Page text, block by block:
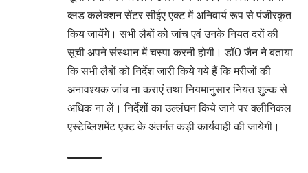
ब्लड कलेक्शन सेंटर सीईए एक्ट में अनिवार्य रूप से पंजीरकृत
किय जायेंगे। सभी लैबों को जांच एवं उनके नियत दरों की
सूची अपने संस्थान में चस्पा करनी होगी। डॉ0 जैन ने बताया
कि सभी लैबों को निर्देश जारी किये गये हैं कि मरीजों की
अनावश्यक जांच ना कराएं तथा नियमानुसार नियत शुल्क से
अधिक ना लें। निर्देशों का उल्लंघन किये जाने पर क्लीनिकल
एस्टेब्लिशमेंट एक्ट के अंतर्गत कड़ी कार्यवाही की जायेगी।